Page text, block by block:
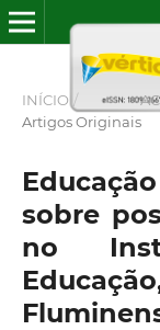
INÍCIO /
Artigos Originais
sobre
no